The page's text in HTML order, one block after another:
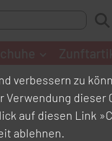
verbessern zu
auf diesen Link
ablehnen.